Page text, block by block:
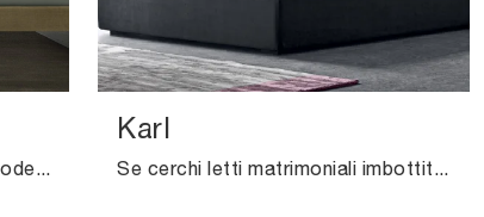
Il letto Bergè in tessuto, tra i modelli imbottiti matrimoniali design di V&Nice, è pensato per assicurarti il sonno più profondo.
Karl
Se cerchi letti matrimoniali imbottiti, eccoti il modello Karl in tessuto per completare la camera da letto.